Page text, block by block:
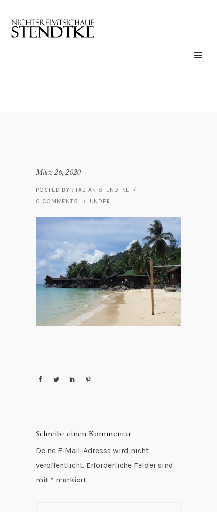
März 26, 2020
POSTED BY : FABIAN STENDTKE
/
0 COMMENTS
/ UNDER :
Schreibe einen Kommentar
Deine E-Mail-Adresse wird nicht
veröffentlicht. Erforderliche Felder sind
mit * markiert